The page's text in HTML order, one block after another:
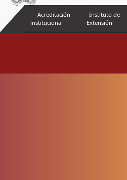
Acreditación
institucional
Instituto de
Extensión